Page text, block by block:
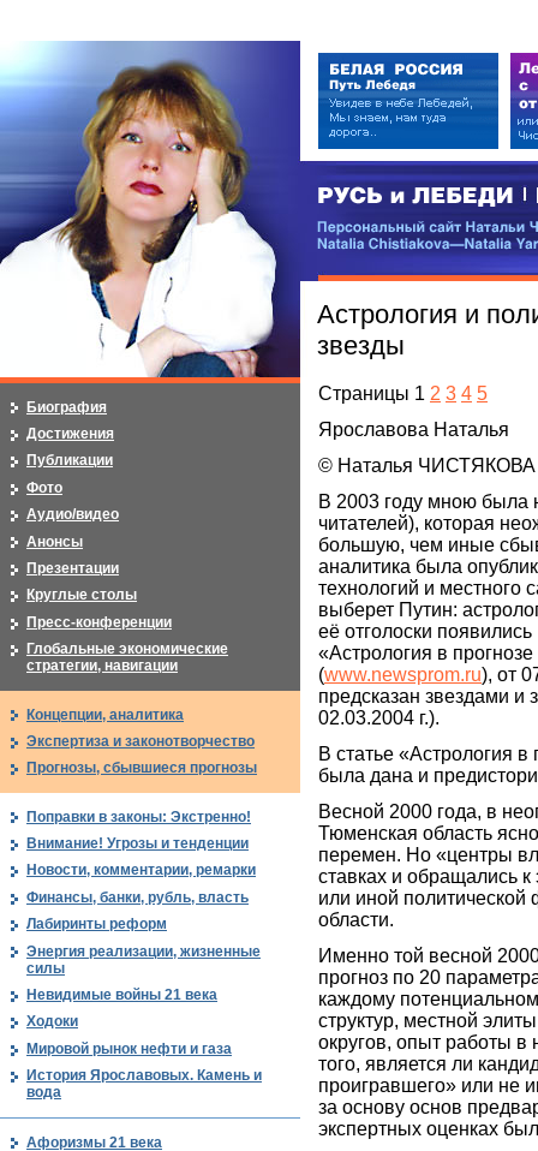
РУСЬ и ЛЕБЕДИ | RUSI —
Персональный сайт Натальи
Астрология и
звезды
Страницы 1 2 3 4 5
Ярославова Наталья
© Наталья ЧИСТЯКОВА
В 2003 году мною была
читателей), которая
большую, чем иные
аналитика была
технологий и местного
выберет Путин:
её отголоски
«Астрология в
(www.newsprom.ru), от
предсказан звездами
02.03.2004 г.).
В статье «Астрология в
была дана и
Весной 2000 года, в
Тюменская область
перемен. Но «центры
ставках и обращались
или иной
области.
Именно той весной
прогноз по 20
каждому
структур, местной
округов, опыт работы в
того, является ли
проигравшего» или не
за основу основ
экспертных оценках
Биография
Достижения
Публикации
Фото
Аудио/видео
Анонсы
Презентации
Круглые столы
Пресс-конференции
Глобальные экономические
стратегии, навигации
Концепции, аналитика
Экспертиза и законотворчество
Прогнозы, сбывшиеся прогнозы
Поправки в законы: Экстренно!
Внимание! Угрозы и тенденции
Новости, комментарии, ремарки
Финансы, банки, рубль, власть
Лабиринты реформ
Энергия реализации, жизненные
силы
Невидимые войны 21 века
Ходоки
Мировой рынок нефти и газа
История Ярославовых. Камень и
вода
Афоризмы 21 века